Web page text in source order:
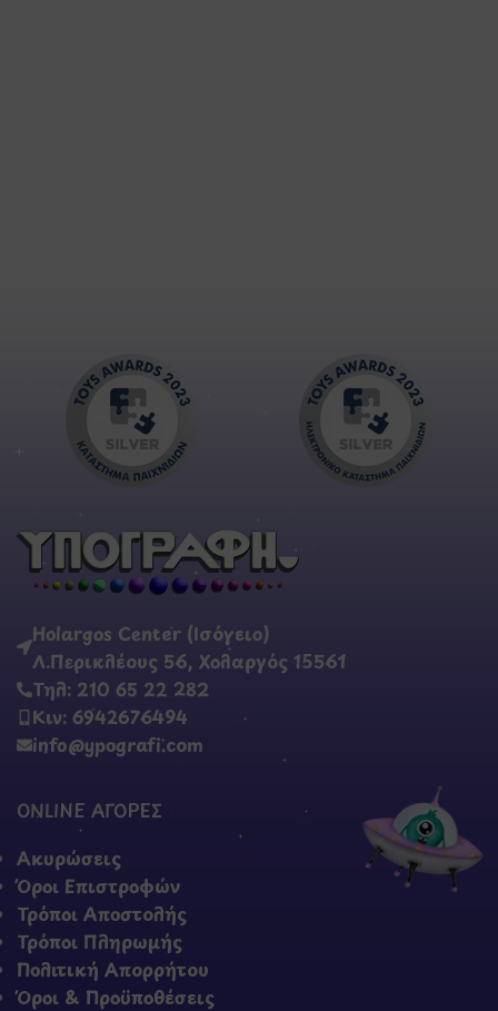
Holargos Center (Ισόγειο)
Λ.Περικλέους 56, Χολαργός 15561
Τηλ: 210 65 22 282
Κιν: 6942676494
info@ypografi.com
ONLINE ΑΓΟΡΕΣ
Ακυρώσεις
Όροι Επιστροφών
Τρόποι Αποστολής
Τρόποι Πληρωμής
Πολιτική Απορρήτου
Όροι & Προϋποθέσεις